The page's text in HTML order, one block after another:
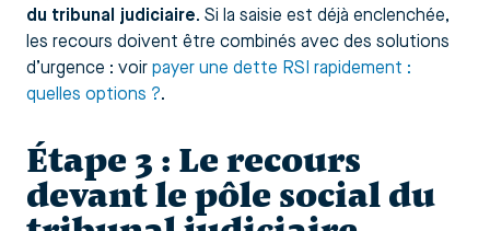
du tribunal judiciaire. Si la saisie est déjà enclenchée,
les recours doivent être combinés avec des solutions
d’urgence : voir payer une dette RSI rapidement :
quelles options ?.
Étape 3 : Le recours
devant le pôle social du